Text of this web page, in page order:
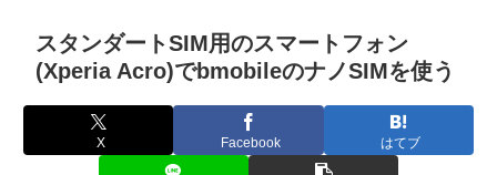
スタンダートSIM用のスマートフォン
(Xperia Acro)でbmobileのナノSIMを使う
X Facebook はてブ